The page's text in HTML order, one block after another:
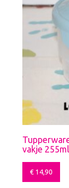
vakje
€ 14,90